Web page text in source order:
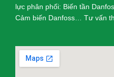
lực phân phối: Biến tần
Cảm biến Danfoss… Tư vấn